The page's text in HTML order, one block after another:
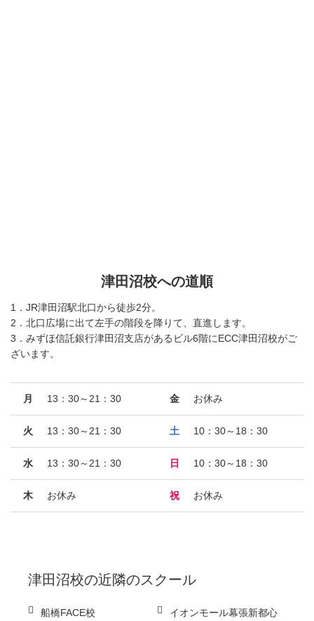
津田沼校への道順
1．JR津田沼駅北口から徒歩2分。
2．北口広場に出て左手の階段を降りて、直進します。
3．みずほ信託銀行津田沼支店があるビル6階にECC津田沼校がご
ざいます。
月 13：30～21：30
火 13：30～21：30
水 13：30～21：30
木 お休み
金 お休み
土 10：30～18：30
日 10：30～18：30
祝 お休み
津田沼校の近隣のスクール
船橋FACE校
イオンモール幕張新都心